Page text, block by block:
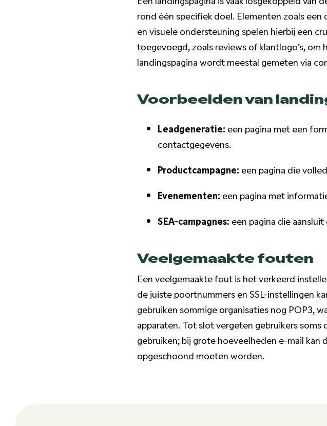
rond één specifiek doel. Elementen zoals een
en visuele ondersteuning spelen hierbij een
toegevoegd, zoals reviews of klantlogo’s,
landingspagina wordt meestal gemeten via
Voorbeelden van
Leadgeneratie: een pagina met een
contactgegevens.
Productcampagne: een pagina die
Evenementen: een pagina met
SEA-campagnes: een pagina die
Veelgemaakte fouten
Een veelgemaakte fout is het verkeerd
de juiste poortnummers en SSL-instellingen
gebruiken sommige organisaties nog POP3,
apparaten. Tot slot vergeten gebruikers
gebruiken; bij grote hoeveelheden e-mail
opgeschoond moeten worden.